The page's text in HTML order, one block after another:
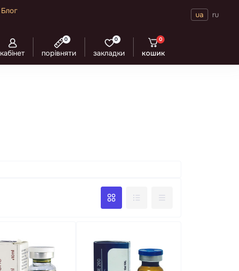
Блог ua ru
кабінет порівняти
0
закладки
0
кошик
0